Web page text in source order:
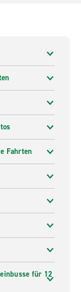
Fahrten
für 12